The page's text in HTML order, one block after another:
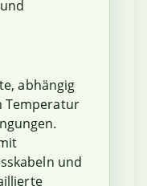
abhängig
Temperatur
und